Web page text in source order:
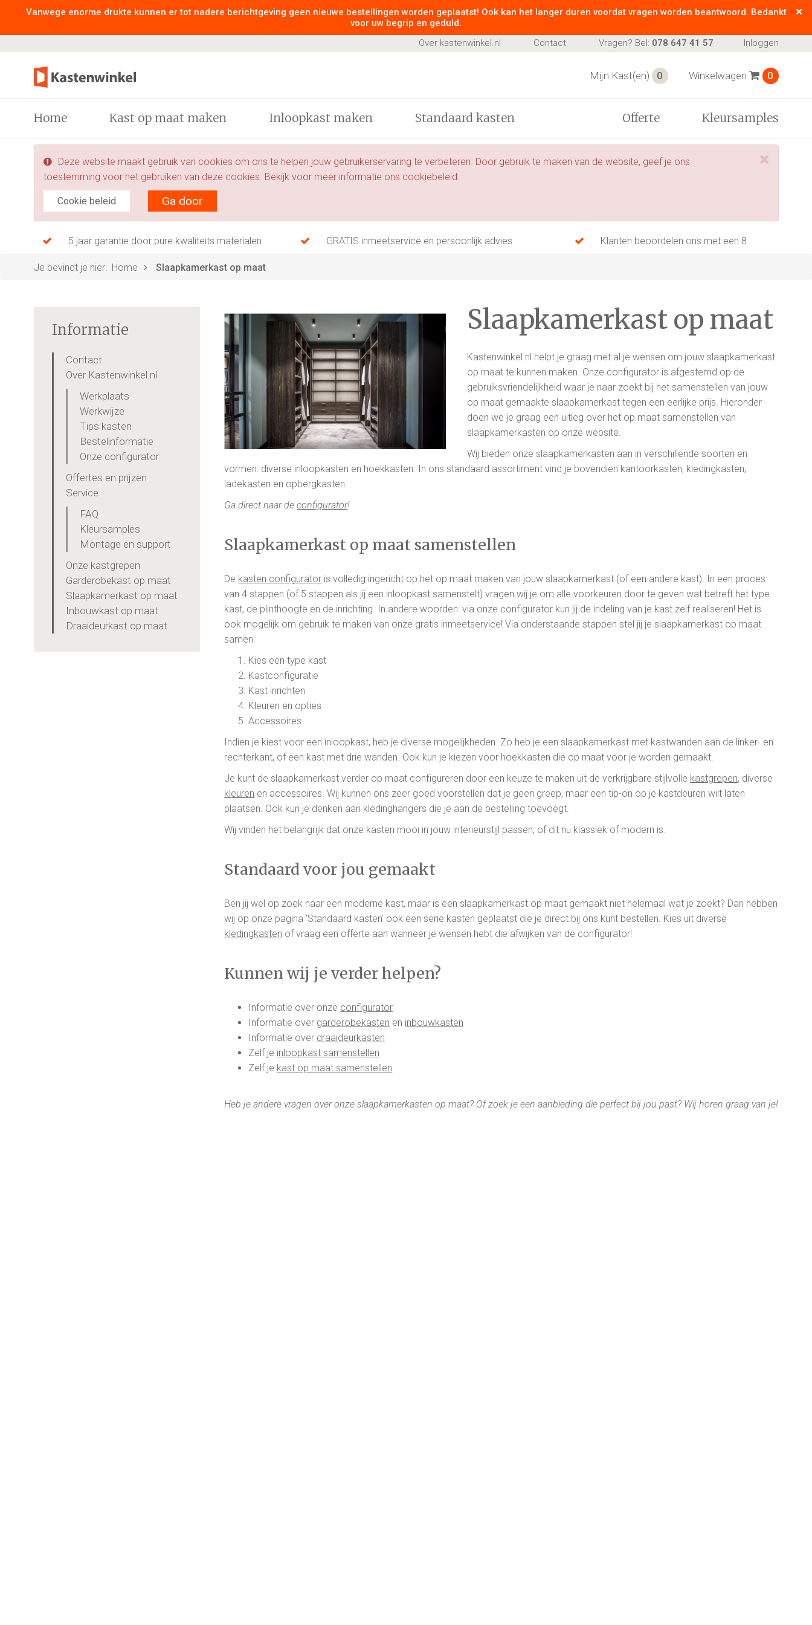
Vanwege enorme drukte kunnen er tot nadere berichtgeving geen nieuwe bestellingen worden geplaatst! Ook kan het langer duren voordat vragen worden beantwoord. Bedankt
voor uw begrip en geduld.
×
Over kastenwinkel.nl Contact Vragen? Bel: 078 647 41 57​ Inloggen
Mijn Kast(en) 0 Winkelwagen 0
Home Kast op maat maken Inloopkast maken Standaard kasten Kleursamples
Offerte
Deze website maakt gebruik van cookies om ons te helpen jouw gebruikerservaring te verbeteren. Door gebruik te maken van de website, geef je ons
toestemming voor het gebruiken van deze cookies. Bekijk voor meer informatie ons cookiebeleid.
Cookie beleid Ga door
5 jaar garantie door pure kwaliteits materialen GRATIS inmeetservice en persoonlijk advies Klanten beoordelen ons met een 8
Je bevindt je hier: Home Slaapkamerkast op maat
Informatie
Contact
Over Kastenwinkel.nl
Werkplaats
Werkwijze
Tips kasten
Bestelinformatie
Onze configurator
Offertes en prijzen
Service
FAQ
Kleursamples
Montage en support
Onze kastgrepen
Garderobekast op maat
Slaapkamerkast op maat
Inbouwkast op maat
Draaideurkast op maat
Slaapkamerkast op maat
Kastenwinkel.nl helpt je graag met al je wensen om jouw slaapkamerkast
op maat te kunnen maken. Onze configurator is afgestemd op de
gebruiksvriendelijkheid waar je naar zoekt bij het samenstellen van jouw
op maat gemaakte slaapkamerkast tegen een eerlijke prijs. Hieronder
doen we je graag een uitleg over het op maat samenstellen van
slaapkamerkasten op onze website.
Wij bieden onze slaapkamerkasten aan in verschillende soorten en
vormen: diverse inloopkasten en hoekkasten. In ons standaard assortiment vind je bovendien kantoorkasten, kledingkasten,
ladekasten en opbergkasten.
Ga direct naar deconfigurator!
Slaapkamerkast op maat samenstellen
De kasten configurator is volledig ingericht op het op maat maken van jouw slaapkamerkast (of een andere kast). In een proces
van 4 stappen (of 5 stappen als jij een inloopkast samenstelt) vragen wij je om alle voorkeuren door te geven wat betreft het type
kast, de plinthoogte en de inrichting. In andere woorden: via onze configurator kun jij de indeling van je kast zelf realiseren! Het is
ook mogelijk om gebruik te maken van onze gratis inmeetservice! Via onderstaande stappen stel jij je slaapkamerkast op maat
samen:
Kies een type kast
Kastconfiguratie
Kast inrichten
Kleuren en opties
Accessoires
Indien je kiest voor een inloopkast, heb je diverse mogelijkheden. Zo heb je een slaapkamerkast met kastwanden aan de linker- en
rechterkant, of een kast met drie wanden. Ook kun je kiezen voor hoekkasten die op maat voor je worden gemaakt.
Je kunt de slaapkamerkast verder op maat configureren door een keuze te maken uit de verkrijgbare stijlvolle kastgrepen, diverse
kleuren en accessoires. Wij kunnen ons zeer goed voorstellen dat je geen greep, maar een tip-on op je kastdeuren wilt laten
plaatsen. Ook kun je denken aan kledinghangers die je aan de bestelling toevoegt.
Wij vinden het belangrijk dat onze kasten mooi in jouw interieurstijl passen, of dit nu klassiek of modern is.
Standaard voor jou gemaakt
Ben jij wel op zoek naar een moderne kast, maar is een slaapkamerkast op maat gemaakt niet helemaal wat je zoekt? Dan hebben
wij op onze pagina 'Standaard kasten' ook een serie kasten geplaatst die je direct bij ons kunt bestellen. Kies uit diverse
kledingkasten of vraag een offerte aan wanneer je wensen hebt die afwijken van de configurator!
Kunnen wij je verder helpen?
Informatie over onze configurator
Informatie over garderobekasten en inbouwkasten
Informatie over draaideurkasten
Zelf je inloopkast samenstellen
Zelf je kast op maat samenstellen
Heb je andere vragen over onze slaapkamerkasten op maat? Of zoek je een aanbieding die perfect bij jou past? Wij horen graag van je!